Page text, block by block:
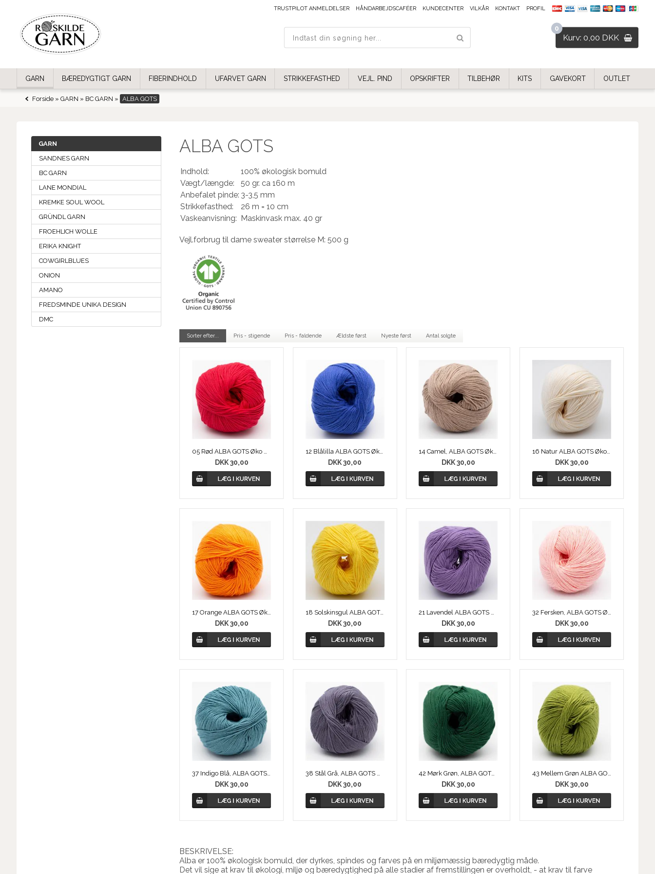
0
Kurv: 0,00 DKK
TRUSTPILOT ANMELDELSER HÅNDARBEJDSCAFÉER KUNDECENTER VILKÅR KONTAKT PROFIL
GARN BÆREDYGTIGT GARN FIBERINDHOLD UFARVET GARN STRIKKEFASTHED VEJL. PIND OPSKRIFTER TILBEHØR KITS GAVEKORT OUTLET
Forside» GARN » BC GARN » ALBA GOTS
GARN
SANDNES GARN
BC GARN
LANE MONDIAL
KREMKE SOUL WOOL
GRÜNDL GARN
FROEHLICH WOLLE
ERIKA KNIGHT
COWGIRLBLUES
ONION
AMANO
FREDSMINDE UNIKA DESIGN
DMC
ALBA GOTS
Indhold:
100% økologisk bomuld
Vægt/længde:
50 gr. ca 160 m
Anbefalet pinde: 3-3,5 mm
Strikkefasthed:
26 m = 10 cm
Vaskeanvisning: Maskinvask max. 40 gr
Vejl.forbrug til dame sweater størrelse M: 500 g
Sorter efter... Pris - stigende Pris - faldende Ældste først Nyeste først Antal solgte
05 Rød ALBA GOTS Øko Bomuld
DKK 30,00
12 Blålilla ALBA GOTS Øko Bomuld
DKK 30,00
14 Camel, ALBA GOTS Øko Bomuld
DKK 30,00
16 Natur ALBA GOTS Øko Bomuld
DKK 30,00
17 Orange ALBA GOTS Øko Bomuld
DKK 30,00
18 Solskinsgul ALBA GOTS Øko Bomuld
DKK 30,00 DKK 30,00 DKK 30,00
37 Indigo Blå, ALBA GOTS Øko Bomuld
DKK 30,00 DKK 30,00
42 Mørk Grøn, ALBA GOTS Øko Bomuld
DKK 30,00 DKK 30,00
BESKRIVELSE:
Alba er 100% økologisk bomuld, der dyrkes, spindes og farves på en miljømæssig bæredygtig måde.
Det vil sige at krav til økologi, miljø og bæredygtighed på alle stadier af fremstillingen er overholdt, - at krav til farve